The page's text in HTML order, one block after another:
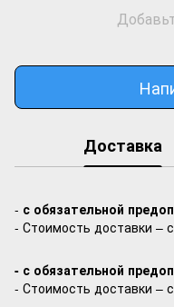
Доставка
- с обязательной
- Стоимость доставки –
- с обязательной
- Стоимость доставки –